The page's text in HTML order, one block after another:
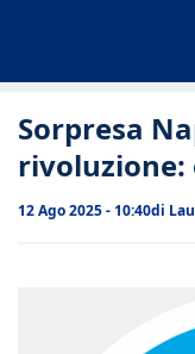
Sorpresa
12 Ago 2025 - 10:40di